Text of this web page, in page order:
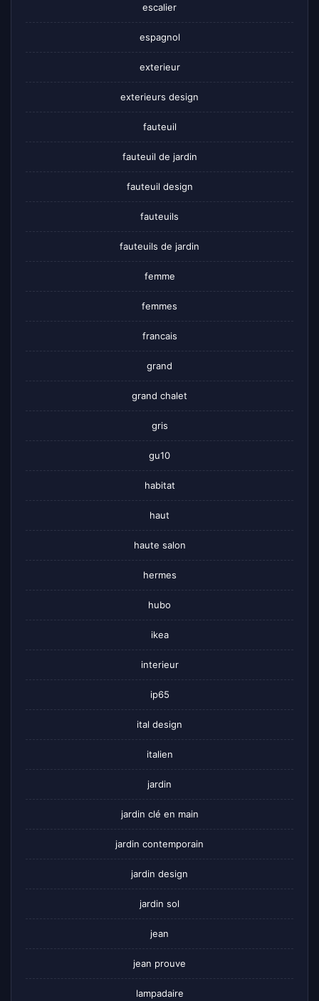
escalier
espagnol
exterieur
exterieurs design
fauteuil
fauteuil de jardin
fauteuil design
fauteuils
fauteuils de jardin
femme
femmes
francais
grand
grand chalet
gris
gu10
habitat
haut
haute salon
hermes
hubo
ikea
interieur
ip65
ital design
italien
jardin
jardin clé en main
jardin contemporain
jardin design
jardin sol
jean
jean prouve
lampadaire